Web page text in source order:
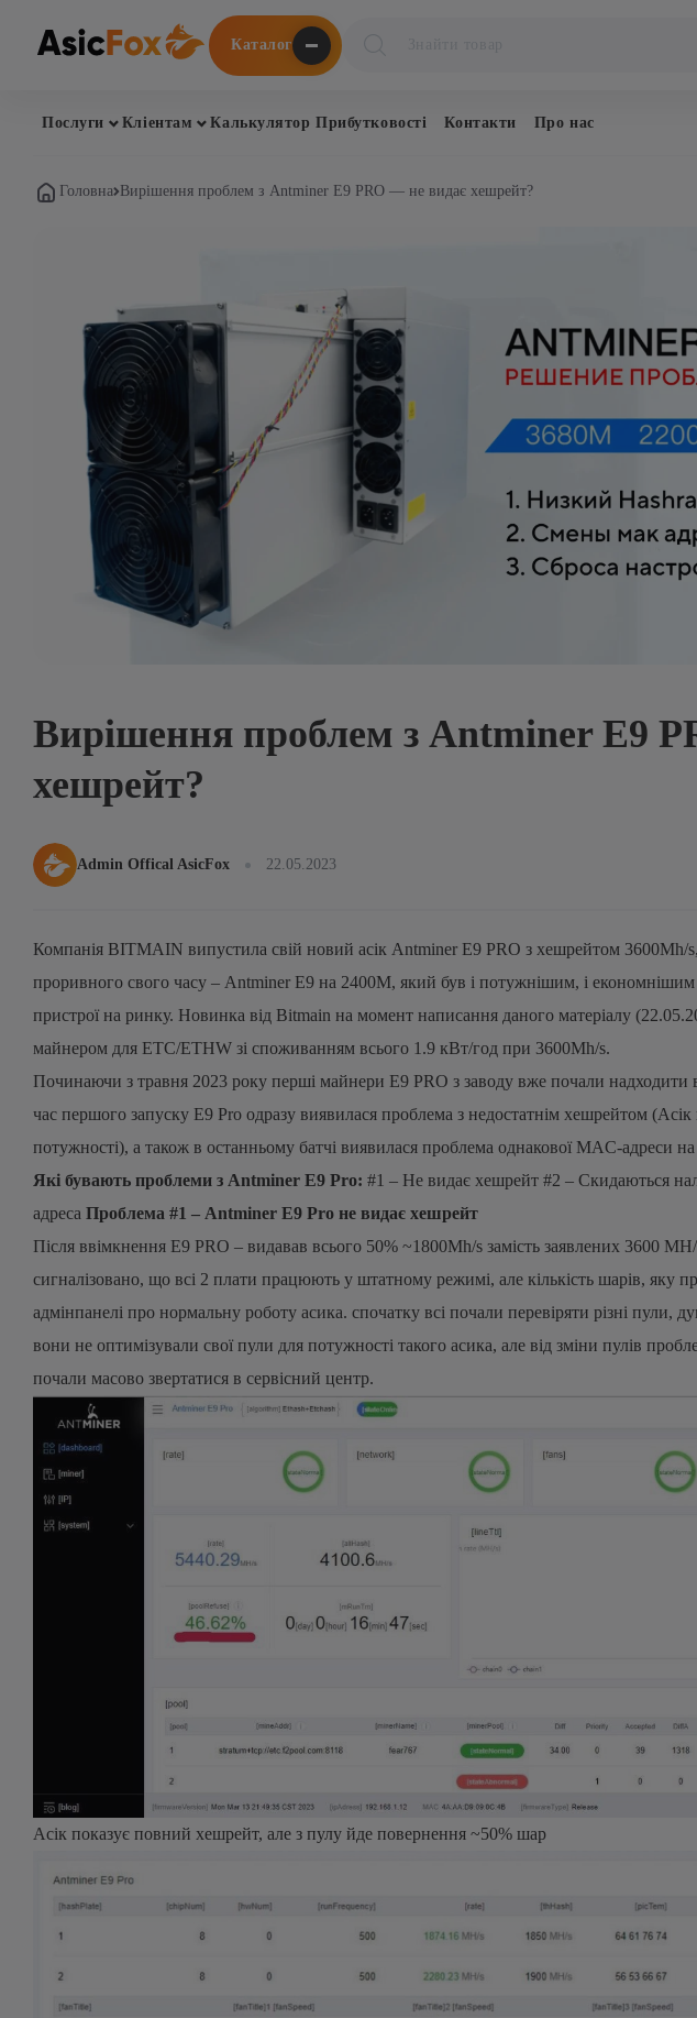
Каталог
товаров
Послуги Кліентам Калькулятор Прибутковості Контакти Про нас
Головна Вирішення проблем з Antminer E9 PRO — не видає хешрейт?
Вирішення проблем з Antminer E9
хешрейт?
Admin Offical AsicFox 22.05.2023
Компанія BITMAIN випустила свій новий асік Antminer E9 PRO з хешрейтом 3600Mh/
проривного свого часу – Antminer E9 на 2400M, який був і потужнішим, і економнішим
пристрої на ринку. Новинка від Bitmain на момент написання даного матеріалу
майнером для ETC/ETHW зі споживанням всього 1.9 кВт/год при 3600Mh/s.
Починаючи з травня 2023 року перші майнери E9 PRO з заводу вже почали надходити
час першого запуску E9 Pro одразу виявилася проблема з недостатнім хешрейтом (Асік
потужності), а також в останньому батчі виявилася проблема однакової MAC-адреси на
Які бувають проблеми з Antminer E9 Pro: #1 – Не видає хешрейт #2 – Скидаються
адреса Проблема #1 – Antminer E9 Pro не видає хешрейт
Після ввімкнення E9 PRO – видавав всього 50% ~1800Mh/s замість заявлених 3600
сигналізовано, що всі 2 плати працюють у штатному режимі, але кількість шарів, яку
адмінпанелі про нормальну роботу асика. спочатку всі почали перевіряти різні
вони не оптимізували свої пули для потужності такого асика, але від зміни пулів
почали масово звертатися в сервісний центр.
Асік показує повний хешрейт, але з пулу йде повернення ~50% шар